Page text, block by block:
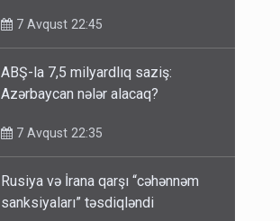
7 Avqust 22:45
ABŞ-la 7,5 milyardlıq saziş:
Azərbaycan nələr alacaq?
7 Avqust 22:35
Rusiya və İrana qarşı “cəhənnəm
sanksiyaları” təsdiqləndi